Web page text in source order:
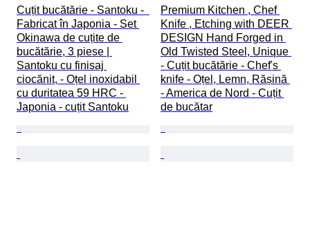
Cuțit bucătărie - Santoku -
Fabricat în Japonia - Set
Okinawa de cuțite de
bucătărie, 3 piese |
Santoku cu finisaj
ciocănit, - Oțel inoxidabil
cu duritatea 59 HRC -
Japonia - cuțit Santoku
Premium Kitchen , Chef
Knife , Etching with DEER
DESIGN Hand Forged in
Old Twisted Steel, Unique
- Cuțit bucătărie - Chef's
knife - Oțel, Lemn, Rășină
- America de Nord - Cuțit
de bucătar